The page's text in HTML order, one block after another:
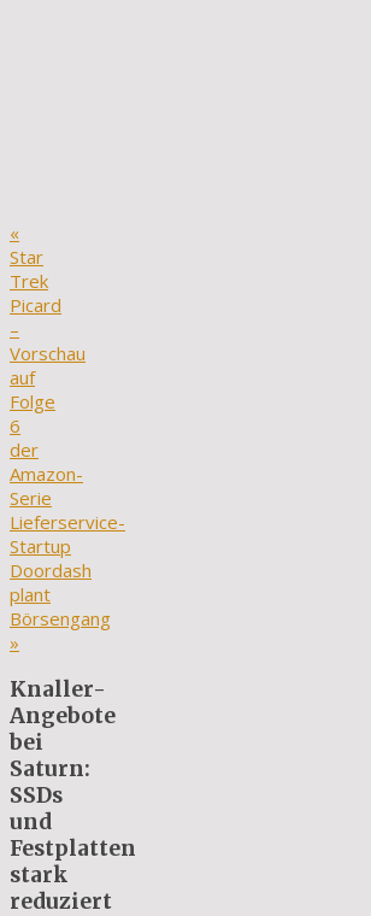
«
Star
Trek
Picard
–
Vorschau
auf
Folge
6
der
Amazon-
Serie
Lieferservice-
Startup
Doordash
plant
Börsengang
»
Knaller-
Angebote
bei
Saturn:
SSDs
und
Festplatten
stark
reduziert